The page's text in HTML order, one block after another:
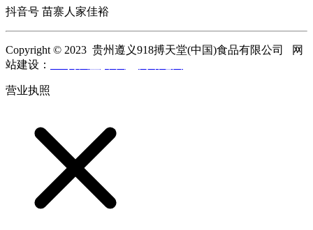
抖音号 苗寨人家佳裕
Copyright © 2023 贵州遵义918搏天堂(中国)食品有限公司 网
站建设：
营业执照